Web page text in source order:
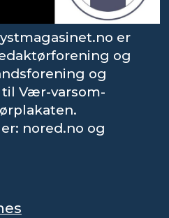
er
og
og
Vær-varsom-
nored.no og